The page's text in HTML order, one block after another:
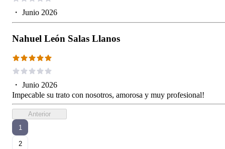
・ Junio 2026
Nahuel León Salas Llanos
・ Junio 2026
Impecable su trato con nosotros, amorosa y muy profesional!
Anterior
1
2